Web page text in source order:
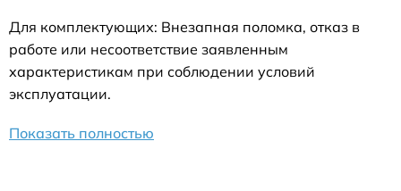
Для комплектующих: Внезапная поломка, отказ в
работе или несоответствие заявленным
характеристикам при соблюдении условий
эксплуатации.
Показать полностью